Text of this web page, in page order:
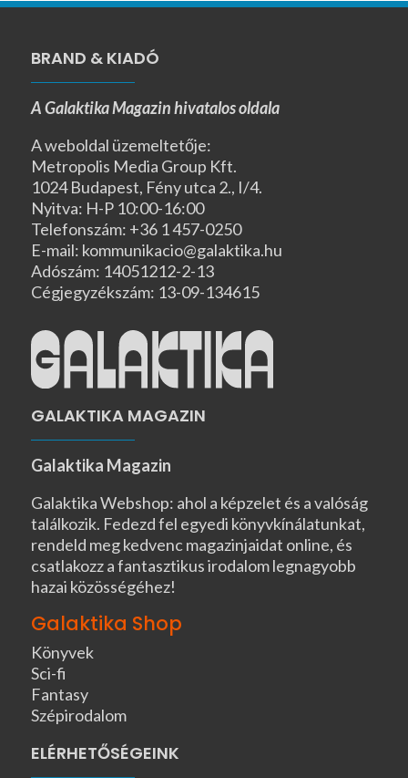
BRAND & KIADÓ
A Galaktika Magazin hivatalos oldala
A weboldal üzemeltetője:
Metropolis Media Group Kft.
1024 Budapest, Fény utca 2., I/4.
Nyitva: H-P 10:00-16:00
Telefonszám: +36 1 457-0250
E-mail: kommunikacio@galaktika.hu
Adószám: 14051212-2-13
Cégjegyzékszám: 13-09-134615
GALAKTIKA MAGAZIN
Galaktika Magazin
Galaktika Webshop: ahol a képzelet és a valóság
találkozik. Fedezd fel egyedi könyvkínálatunkat,
rendeld meg kedvenc magazinjaidat online, és
csatlakozz a fantasztikus irodalom legnagyobb
hazai közösségéhez!
Galaktika Shop
Könyvek
Sci-fi
Fantasy
Szépirodalom
ELÉRHETŐSÉGEINK